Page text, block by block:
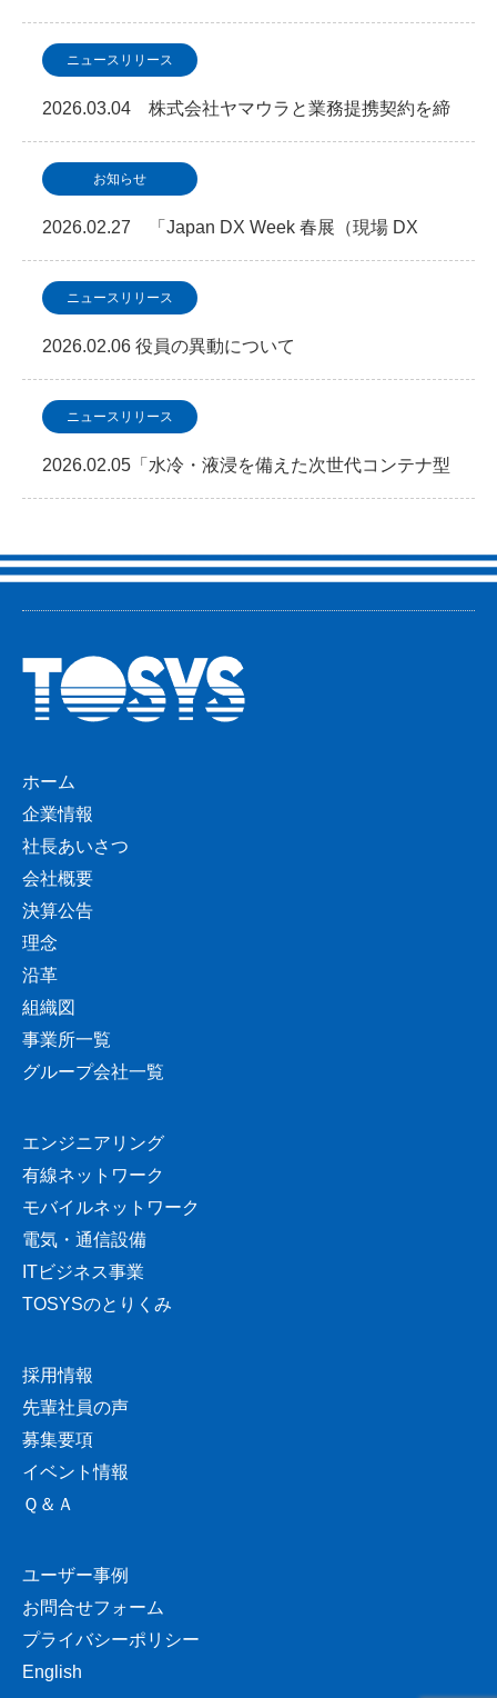
成金事業」において事業認定を取得しました
ニュースリリース
2026.03.04 株式会社ヤマウラと業務提携契約を締
結「次世代型データセンター・地方分散NAGA…
お知らせ
2026.02.27 「Japan DX Week 春展（現場 DX
EXPO）」に出展します
ニュースリリース
2026.02.06 役員の異動について
ニュースリリース
2026.02.05「水冷・液浸を備えた次世代コンテナ型
ホーム
企業情報
社長あいさつ
会社概要
決算公告
理念
沿革
組織図
事業所一覧
グループ会社一覧
エンジニアリング
有線ネットワーク
モバイルネットワーク
電気・通信設備
ITビジネス事業
TOSYSのとりくみ
採用情報
先輩社員の声
募集要項
イベント情報
Ｑ＆Ａ
ユーザー事例
お問合せフォーム
プライバシーポリシー
English